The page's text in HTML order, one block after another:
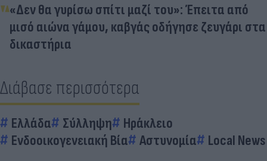
«Δεν θα γυρίσω σπίτι μαζί του»: Έπειτα από
μισό αιώνα γάμου, καβγάς οδήγησε ζευγάρι στα
δικαστήρια
Διάβασε περισσότερα
Ελλάδα Σύλληψη
Ηράκλειο
Ενδοοικογενειακή Βία
Αστυνομία Local News